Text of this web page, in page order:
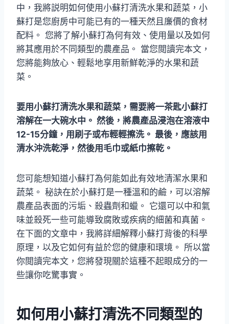
中，我將説明如何使用小蘇打清洗水果和蔬菜，小
蘇打是您廚房中可能已有的一種天然且廉價的食材
配料。 您將了解小蘇打為何有效、使用量以及如何
將其應用於不同類型的農產品。 當您閲讀完本文，
您將能夠放心、輕鬆地享用新鮮乾淨的水果和蔬
菜。
要用小蘇打清洗水果和蔬菜，需要將一茶匙小蘇打
溶解在一大碗水中。 然後，將農產品浸泡在溶液中
12-15分鐘，用刷子或布輕輕擦洗。 最後，應該用
清水沖洗乾淨，然後用毛巾或紙巾擦乾。
您可能想知道小蘇打為何能如此有效地清潔水果和
蔬菜。 秘訣在於小蘇打是一種溫和的鹼，可以溶解
農產品表面的污垢、殺蟲劑和蠟。 它還可以中和氣
味並殺死一些可能導致腐敗或疾病的細菌和真菌。
在下面的文章中，我將詳細解釋小蘇打背後的科學
原理，以及它如何有益於您的健康和環境。 所以當
你閲讀完本文，您將發現關於這種不起眼成分的一
些讓你吃驚事實。
如何用小蘇打清洗不同類型的